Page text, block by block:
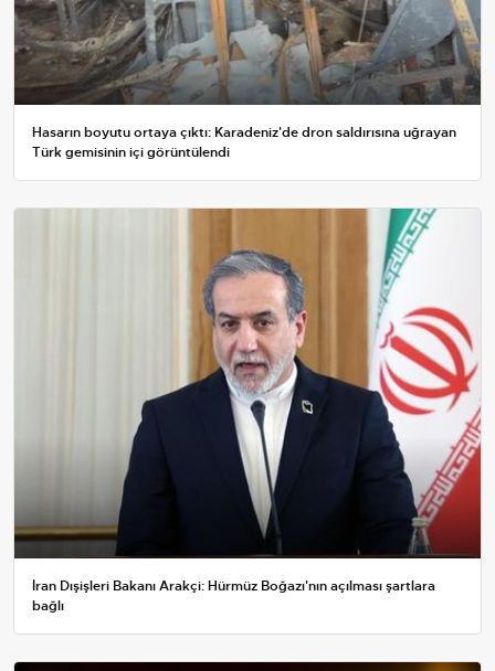
Hasarın boyutu ortaya çıktı: Karadeniz'de dron saldırısına uğrayan
Türk gemisinin içi görüntülendi
İran Dışişleri Bakanı Arakçi: Hürmüz Boğazı'nın açılması şartlara
bağlı